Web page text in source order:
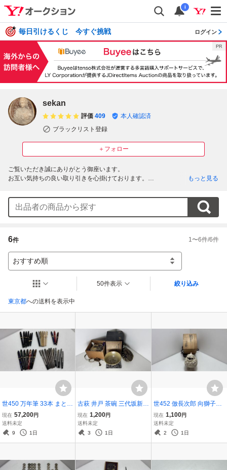
i
毎日引けるくじ 今すぐ挑戦 ログイン
sekan
＋フォロー
評価 409
本人確認済
ブラックリスト登録
ご覧いただき誠にありがとう御座います。
お互い気持ちの良い取り引きを心掛けております。
以下をご覧いただきご入札よろしくお願いします。
●画像の物がすべて
●土日祝日は対応できない時があります。
●基本、中古品であることを前提にご入札ください。
●状態を極度に気にする、神経質な方はご入札をお控えいただくようお願いし
ます。
もっと見る
6件 1 〜6件/6件
おすすめ順
東京都への送料を表示中
50件表示 絞り込み
世450 万年筆 33本 まとめ
全て ペン先 14K 18K WG
750 585 23K 画像参照 モ
ンブラン パイロット SHE
現在 57,200円
送料未定
9
1日
古萩 井戸 茶碗 三代坂新兵
衛 作 十一代坂高麗左衛門
茶道具 二重箱 江戸時代 茶
器 金字 金塗 蔵出し 貴重
現在 1,200円
送料未定
3
1日
世452 倣長次郎 向獅子香
炉 樂 楽 造 茶道具 時代物
骨董 香炉 陶器
現在 1,100円
送料未定
2
1日